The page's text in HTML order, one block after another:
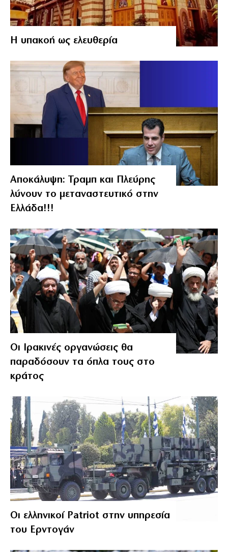
Η υπακοή ως ελευθερία
Αποκάλυψη: Τραμπ και Πλεύρης
λύνουν το μεταναστευτικό στην
Ελλάδα!!!
Οι Ιρακινές οργανώσεις θα
παραδόσουν τα όπλα τους στο
κράτος
Οι ελληνικοί Patriot στην υπηρεσία
του Ερντογάν